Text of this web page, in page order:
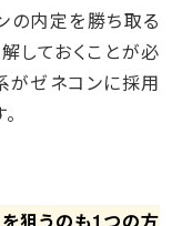
の内定を勝ち取る
しておくことが必
がゼネコンに採用